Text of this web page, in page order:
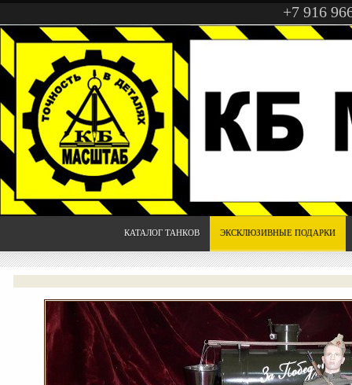
+7 916
КАТАЛОГ ТАНКОВ ЭКСКЛЮЗИВНЫЕ ПОДАРКИ